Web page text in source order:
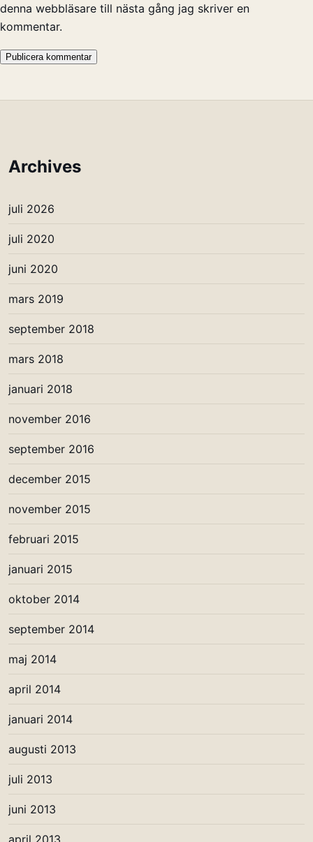
denna webbläsare till nästa gång jag skriver en
kommentar.
Archives
juli 2026
juli 2020
juni 2020
mars 2019
september 2018
mars 2018
januari 2018
november 2016
september 2016
december 2015
november 2015
februari 2015
januari 2015
oktober 2014
september 2014
maj 2014
april 2014
januari 2014
augusti 2013
juli 2013
juni 2013
april 2013